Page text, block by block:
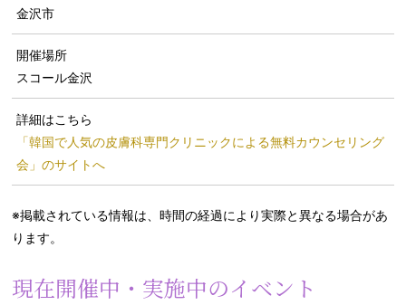
金沢市
開催場所
スコール金沢
詳細はこちら
「韓国で人気の皮膚科専門クリニックによる無料カウンセリング
会」のサイトへ
※掲載されている情報は、時間の経過により実際と異なる場合があ
ります。
現在開催中・実施中のイベント